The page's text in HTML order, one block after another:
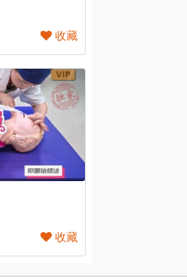
收藏
收藏